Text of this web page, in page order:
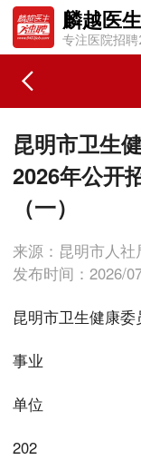
麟越医生
专注医院招
昆明市卫生
2026年公开
（一）
来源：昆明市人社
发布时间：2026/
昆明市卫生健康委
事业
单位
202